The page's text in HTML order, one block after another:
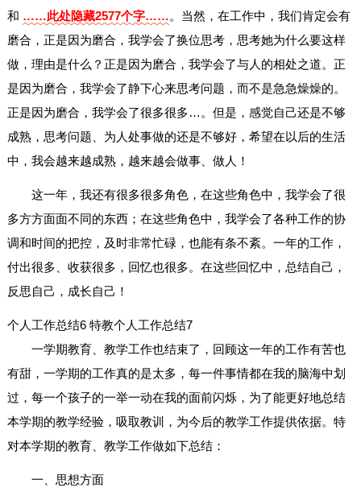
和 ……此处隐藏2577个字……。当然，在工作中，我们肯定会有
磨合，正是因为磨合，我学会了换位思考，思考她为什么要这样
做，理由是什么？正是因为磨合，我学会了与人的相处之道。正
是因为磨合，我学会了静下心来思考问题，而不是急急燥燥的。
正是因为磨合，我学会了很多很多…。但是，感觉自己还是不够
成熟，思考问题、为人处事做的还是不够好，希望在以后的生活
中，我会越来越成熟，越来越会做事、做人！
这一年，我还有很多很多角色，在这些角色中，我学会了很
多方方面面不同的东西；在这些角色中，我学会了各种工作的协
调和时间的把控，及时非常忙碌，也能有条不紊。一年的工作，
付出很多、收获很多，回忆也很多。在这些回忆中，总结自己，
反思自己，成长自己！
个人工作总结6
一学期教育、教学工作也结束了，回顾这一年的工作有苦也
有甜，一学期的工作真的是太多，每一件事情都在我的脑海中划
过，每一个孩子的一举一动在我的面前闪烁，为了能更好地总结
本学期的教学经验，吸取教训，为今后的教学工作提供依据。特
对本学期的教育、教学工作做如下总结：
一、思想方面
特教个人工作总结7